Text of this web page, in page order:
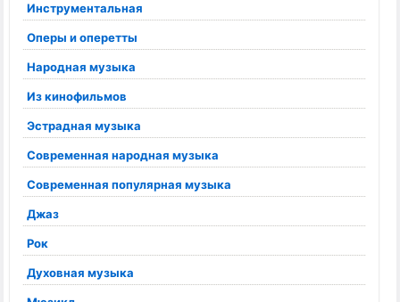
Инструментальная
Оперы и оперетты
Народная музыка
Из кинофильмов
Эстрадная музыка
Современная народная музыка
Современная популярная музыка
Джаз
Рок
Духовная музыка